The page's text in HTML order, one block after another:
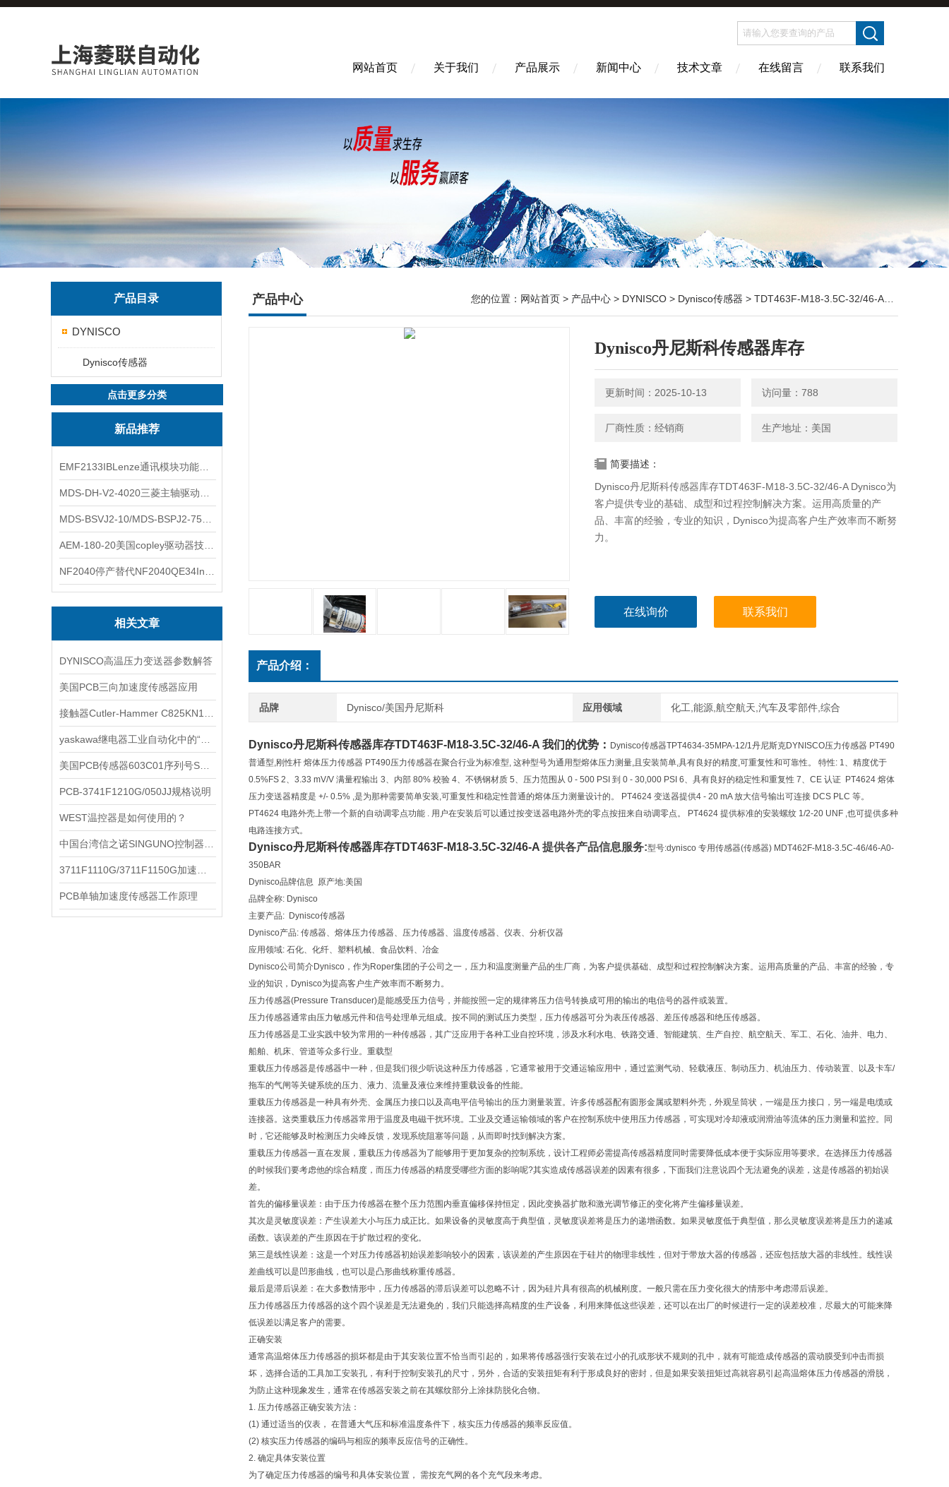
网站首页 关于我们 产品展示 新闻中心 技术文章 在线留言 联系我们
产品目录
DYNISCO
Dynisco传感器
点击更多分类
新品推荐
相关文章
DYNISCO高温压力变送器参数解答
美国PCB三向加速度传感器应用
PCB-3741F1210G/050JJ规格说明
WEST温控器是如何使用的？
PCB单轴加速度传感器工作原理
产品中心 您的位置： 网站首页 > 产品中心 > DYNISCO > Dynisco传感器 > TDT463F-M18-3.5C-32/46-ADynisco丹尼斯科传感器库存
Dynisco丹尼斯科传感器库存
更新时间：2025-10-13 访问量：788
厂商性质：经销商 生产地址：美国
简要描述：
Dynisco丹尼斯科传感器库存TDT463F-M18-3.5C-32/46-A Dynisco为
客户提供专业的基础、成型和过程控制解决方案。运用高质量的产
品、丰富的经验，专业的知识，Dynisco为提高客户生产效率而不断努
力。
在线询价 联系我们
产品介绍：
品牌 Dynisco/美国丹尼斯科 应用领域 化工,能源,航空航天,汽车及零部件,综合
Dynisco丹尼斯科传感器库存TDT463F-M18-3.5C-32/46-A 我们的优势： Dynisco传感器TPT4634-35MPA-12/1丹尼斯克DYNISCO压力传感器 PT490
普通型,刚性杆 熔体压力传感器 PT490压力传感器在聚合行业为标准型, 这种型号为通用型熔体压力测量,且安装简单,具有良好的精度,可重复性和可靠性。 特性: 1、精度优于
0.5%FS 2、3.33 mV/V 满量程输出 3、内部 80% 校验 4、不锈钢材质 5、压力范围从 0 - 500 PSI 到 0 - 30,000 PSI 6、具有良好的稳定性和重复性 7、CE 认证 PT4624 熔体
压力变送器精度是 +/- 0.5% ,是为那种需要简单安装,可重复性和稳定性普通的熔体压力测量设计的。 PT4624 变送器提供4 - 20 mA 放大信号输出可连接 DCS PLC 等。
PT4624 电路外壳上带一个新的自动调零点功能 . 用户在安装后可以通过按变送器电路外壳的零点按扭来自动调零点。 PT4624 提供标准的安装螺纹 1/2-20 UNF ,也可提供多种
电路连接方式。
Dynisco丹尼斯科传感器库存TDT463F-M18-3.5C-32/46-A 提供各产品信息服务:型号:dynisco 专用传感器(传感器) MDT462F-M18-3.5C-46/46-A0-
350BAR
Dynisco品牌信息 原产地:美国
品牌全称: Dynisco
主要产品: Dynisco传感器
Dynisco产品: 传感器、熔体压力传感器、压力传感器、温度传感器、仪表、分析仪器
应用领域: 石化、化纤、塑料机械、食品饮料、冶金
Dynisco公司简介Dynisco，作为Roper集团的子公司之一，压力和温度测量产品的生厂商，为客户提供基础、成型和过程控制解决方案。运用高质量的产品、丰富的经验，专
业的知识，Dynisco为提高客户生产效率而不断努力。
压力传感器(Pressure Transducer)是能感受压力信号，并能按照一定的规律将压力信号转换成可用的输出的电信号的器件或装置。
压力传感器通常由压力敏感元件和信号处理单元组成。按不同的测试压力类型，压力传感器可分为表压传感器、差压传感器和绝压传感器。
压力传感器是工业实践中较为常用的一种传感器，其广泛应用于各种工业自控环境，涉及水利水电、铁路交通、智能建筑、生产自控、航空航天、军工、石化、油井、电力、
船舶、机床、管道等众多行业。重载型
重载压力传感器是传感器中一种，但是我们很少听说这种压力传感器，它通常被用于交通运输应用中，通过监测气动、轻载液压、制动压力、机油压力、传动装置、以及卡车/
拖车的气闸等关键系统的压力、液力、流量及液位来维持重载设备的性能。
重载压力传感器是一种具有外壳、金属压力接口以及高电平信号输出的压力测量装置。许多传感器配有圆形金属或塑料外壳，外观呈筒状，一端是压力接口，另一端是电缆或
连接器。这类重载压力传感器常用于温度及电磁干扰环境。工业及交通运输领域的客户在控制系统中使用压力传感器，可实现对冷却液或润滑油等流体的压力测量和监控。同
时，它还能够及时检测压力尖峰反馈，发现系统阻塞等问题，从而即时找到解决方案。
重载压力传感器一直在发展，重载压力传感器为了能够用于更加复杂的控制系统，设计工程师必需提高传感器精度同时需要降低成本便于实际应用等要求。在选择压力传感器
的时候我们要考虑他的综合精度，而压力传感器的精度受哪些方面的影响呢?其实造成传感器误差的因素有很多，下面我们注意说四个无法避免的误差，这是传感器的初始误
差。
首先的偏移量误差：由于压力传感器在整个压力范围内垂直偏移保持恒定，因此变换器扩散和激光调节修正的变化将产生偏移量误差。
其次是灵敏度误差：产生误差大小与压力成正比。如果设备的灵敏度高于典型值，灵敏度误差将是压力的递增函数。如果灵敏度低于典型值，那么灵敏度误差将是压力的递减
函数。该误差的产生原因在于扩散过程的变化。
第三是线性误差：这是一个对压力传感器初始误差影响较小的因素，该误差的产生原因在于硅片的物理非线性，但对于带放大器的传感器，还应包括放大器的非线性。线性误
差曲线可以是凹形曲线，也可以是凸形曲线称重传感器。
最后是滞后误差：在大多数情形中，压力传感器的滞后误差可以忽略不计，因为硅片具有很高的机械刚度。一般只需在压力变化很大的情形中考虑滞后误差。
压力传感器压力传感器的这个四个误差是无法避免的，我们只能选择高精度的生产设备，利用来降低这些误差，还可以在出厂的时候进行一定的误差校准，尽最大的可能来降
低误差以满足客户的需要。
正确安装
通常高温熔体压力传感器的损坏都是由于其安装位置不恰当而引起的，如果将传感器强行安装在过小的孔或形状不规则的孔中，就有可能造成传感器的震动膜受到冲击而损
坏，选择合适的工具加工安装孔，有利于控制安装孔的尺寸，另外，合适的安装扭矩有利于形成良好的密封，但是如果安装扭矩过高就容易引起高温熔体压力传感器的滑脱，
为防止这种现象发生，通常在传感器安装之前在其螺纹部分上涂抹防脱化合物。
1. 压力传感器正确安装方法：
(1) 通过适当的仪表， 在普通大气压和标准温度条件下，核实压力传感器的频率反应值。
(2) 核实压力传感器的编码与相应的频率反应信号的正确性。
2. 确定具体安装位置
为了确定压力传感器的编号和具体安装位置， 需按充气网的各个充气段来考虑。